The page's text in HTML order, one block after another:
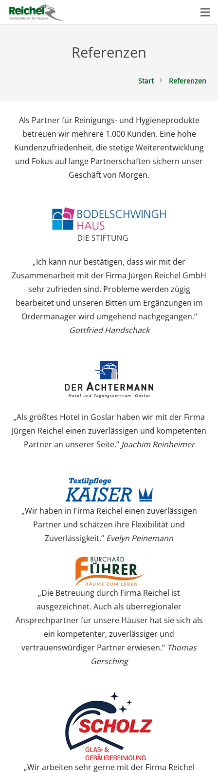
Referenzen
Start chevron_right Referenzen
Als Partner für Reinigungs- und Hygieneprodukte
betreuen wir mehrere 1.000 Kunden. Eine hohe
Kundenzufriedenheit, die stetige Weiterentwicklung
und Fokus auf lange Partnerschaften sichern unser
Geschäft von Morgen.
„Ich kann nur bestätigen, dass wir mit der
Zusammenarbeit mit der Firma Jürgen Reichel GmbH
sehr zufrieden sind. Probleme werden zügig
bearbeitet und unseren Bitten um Ergänzungen im
Ordermanager wird umgehend nachgegangen.“
Gottfried Handschack
„Als größtes Hotel in Goslar haben wir mit der Firma
Jürgen Reichel einen zuverlässigen und kompetenten
Partner an unserer Seite.“ Joachim Reinheimer
„Wir haben in Firma Reichel einen zuverlässigen
Partner und schätzen ihre Flexibilität und
Zuverlässigkeit.“ Evelyn Peinemann
„Die Betreuung durch Firma Reichel ist
ausgezeichnet. Auch als überregionaler
Ansprechpartner für unsere Häuser hat sie sich als
ein kompetenter, zuverlässiger und
vertrauenswürdiger Partner erwiesen.“ Thomas
Gersching
„Wir arbeiten sehr gerne mit der Firma Reichel